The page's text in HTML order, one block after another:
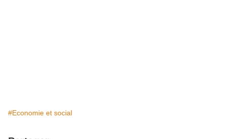
#Economie et social